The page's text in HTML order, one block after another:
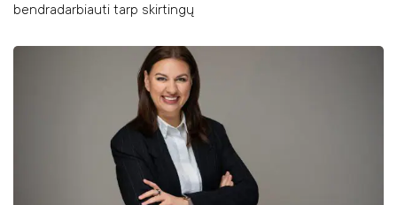
bendradarbiauti tarp skirtingų